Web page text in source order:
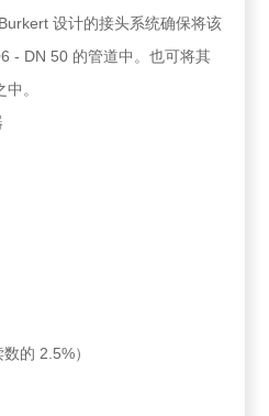
设计的接头系统确保将该
- DN 50 的管道中。也可将其
。
的 2.5%）